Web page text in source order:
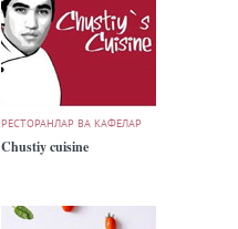
РЕСТОРАНЛАР ВА КАФЕЛАР
Chustiy cuisine